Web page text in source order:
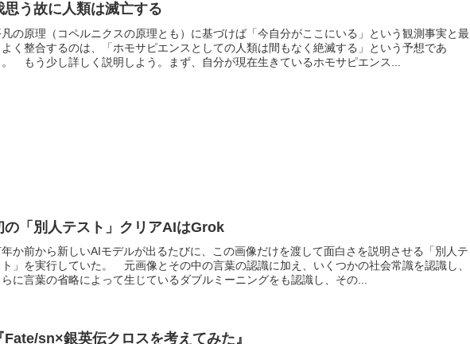
思う故に人類は滅亡する
の原理（コペルニクスの原理とも）に基づけば「今自分がここにいる」という観測事実と最
よく整合するのは、「ホモサピエンスとしての人類は間もなく絶滅する」という予想であ
。 もう少し詳しく説明しよう。まず、自分が現在生きているホモサピエンス...
の「別人テスト」クリアAIはGrok
か前から新しいAIモデルが出るたびに、この画像だけを渡して面白さを説明させる「別人テ
ト」を実行していた。 元画像とその中の言葉の認識に加え、いくつかの社会常識を認識し、
らに言葉の省略によって生じているダブルミーニングをも認識し、その...
Fate/sn×銀英伝クロスを考えてみた』